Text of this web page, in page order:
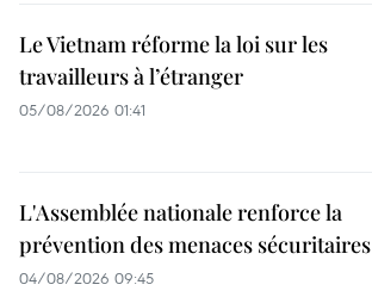
Le Vietnam réforme la loi sur les
travailleurs à l’étranger
05/08/2026 01:41
L'Assemblée nationale renforce la
prévention des menaces sécuritaires
04/08/2026 09:45